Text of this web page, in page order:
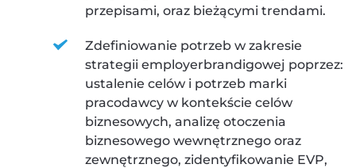
przepisami, oraz bieżącymi trendami.
Zdefiniowanie potrzeb w zakresie
strategii employerbrandigowej poprzez:
ustalenie celów i potrzeb marki
pracodawcy w kontekście celów
biznesowych, analizę otoczenia
biznesowego wewnętrznego oraz
zewnętrznego, zidentyfikowanie EVP,